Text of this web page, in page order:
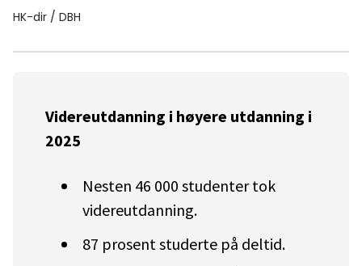
HK-dir / DBH
Videreutdanning i høyere utdanning i
2025
Nesten 46 000 studenter tok
videreutdanning.
87 prosent studerte på deltid.